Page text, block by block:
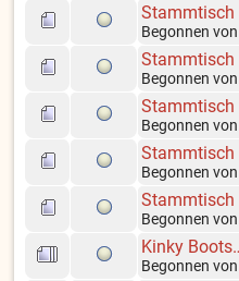
Stammtisch
Begonnen von
Stammtisch
Begonnen von
Stammtisch
Begonnen von
Stammtisch
Begonnen von
Stammtisch
Begonnen von
Kinky
Begonnen